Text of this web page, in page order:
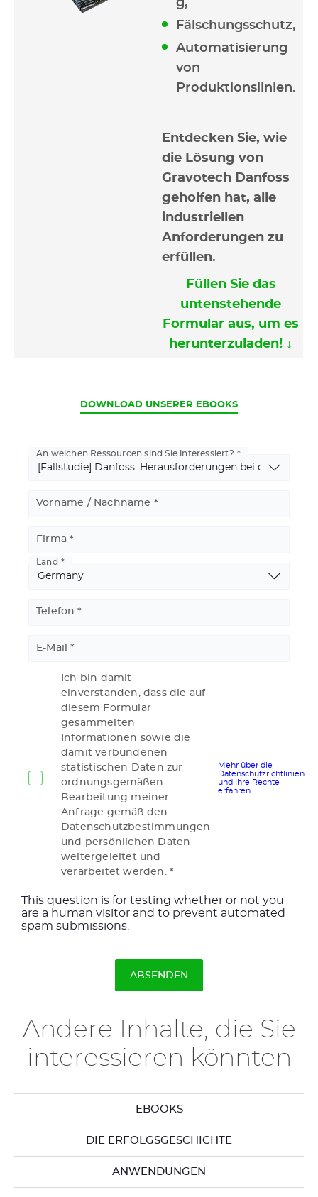
g,
Fälschungsschutz,
Automatisierung
von
Produktionslinien.
Entdecken Sie, wie
die Lösung von
Gravotech Danfoss
geholfen hat, alle
industriellen
Anforderungen zu
erfüllen.
Füllen Sie das
untenstehende
Formular aus, um es
herunterzuladen! ↓
CURRENT
DOWNLOAD UNSERER EBOOKS
An welchen Ressourcen sind Sie interessiert?
Vorname / Nachname
Firma
Address
Land
Telefon
E-Mail
Ich bin damit
einverstanden, dass die auf
diesem Formular
gesammelten
Informationen sowie die
damit verbundenen
statistischen Daten zur
ordnungsgemäßen
Bearbeitung meiner
Anfrage gemäß den
Datenschutzbestimmungen
und persönlichen Daten
weitergeleitet und
verarbeitet werden.
Mehr über die
Datenschutzrichtlinien
und Ihre Rechte
erfahren
This question is for testing whether or not you
are a human visitor and to prevent automated
spam submissions.
Andere Inhalte, die Sie
interessieren könnten
EBOOKS
DIE ERFOLGSGESCHICHTE
ANWENDUNGEN